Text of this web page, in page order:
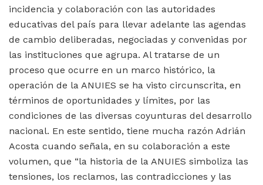
incidencia y colaboración con las autoridades
educativas del país para llevar adelante las agendas
de cambio deliberadas, negociadas y convenidas por
las instituciones que agrupa. Al tratarse de un
proceso que ocurre en un marco histórico, la
operación de la ANUIES se ha visto circunscrita, en
términos de oportunidades y límites, por las
condiciones de las diversas coyunturas del desarrollo
nacional. En este sentido, tiene mucha razón Adrián
Acosta cuando señala, en su colaboración a este
volumen, que “la historia de la ANUIES simboliza las
tensiones, los reclamos, las contradicciones y las